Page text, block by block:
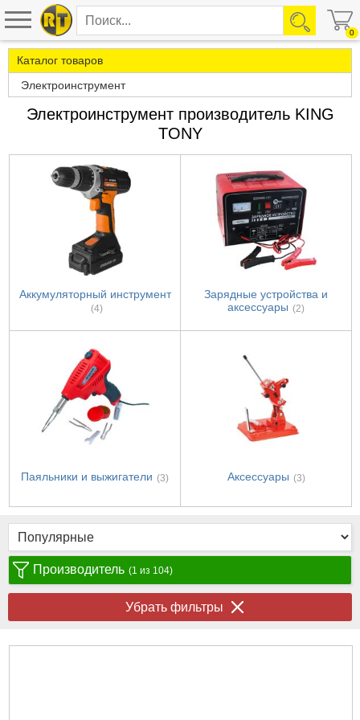
0
Каталог товаров
Электроинструмент
Электроинструмент производитель KING
TONY
Аккумуляторный инструмент
(4)
Зарядные устройства и
аксессуары (2)
Паяльники и выжигатели (3) Аксессуары (3)
Производитель (1 из 104)
Убрать фильтры